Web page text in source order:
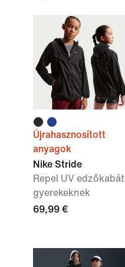
Újrahasznosított
anyagok
Nike Stride
Repel UV edzőkabát
gyerekeknek
69,99 €